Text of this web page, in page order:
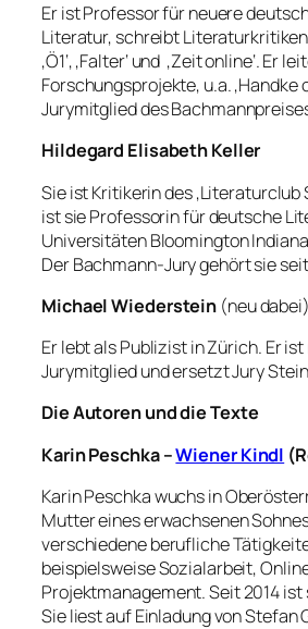
Er ist Professor für neuere
Literatur, schreibt Literaturkritiken
‚Ö1‘, ‚Falter‘ und ‚Zeit online‘. Er
Forschungsprojekte, u.a. ‚Handke
Jurymitglied des
Hildegard Elisabeth Keller
Sie ist Kritikerin des ‚Literaturclub
ist sie Professorin für deutsche
Universitäten Bloomington
Der Bachmann-Jury gehört sie
Michael Wiederstein (neu dabei)
Er lebt als Publizist in Zürich. Er
Jurymitglied und ersetzt Jury
Die Autoren und die Texte
Karin Peschka –Wiener Kindl
Karin Peschka wuchs in
Mutter eines erwachsenen
verschiedene berufliche
beispielsweise Sozialarbeit,
Projektmanagement. Seit 2014
Sie liest auf Einladung von Stefan